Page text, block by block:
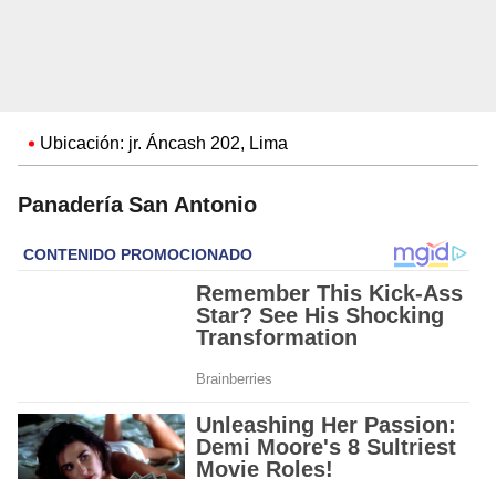
Ubicación: jr. Áncash 202, Lima
Panadería San Antonio